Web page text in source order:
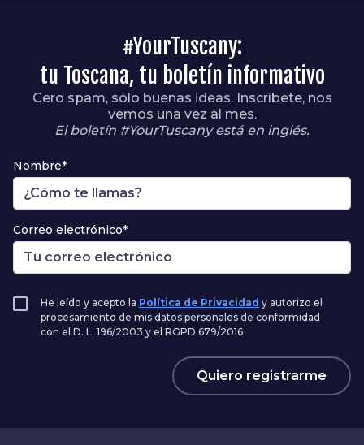
#YourTuscany:
tu Toscana, tu boletín informativo
Cero spam, sólo buenas ideas. Inscríbete, nos
vemos una vez al mes.
El boletín #YourTuscany está en inglés.
Nombre*
Correo electrónico*
He leído y acepto la Política de Privacidad y autorizo el
procesamiento de mis datos personales de conformidad
con el D. L. 196/2003 y el RGPD 679/2016
Quiero registrarme